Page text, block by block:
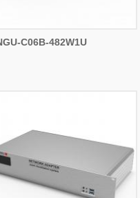
C06B-482W1U